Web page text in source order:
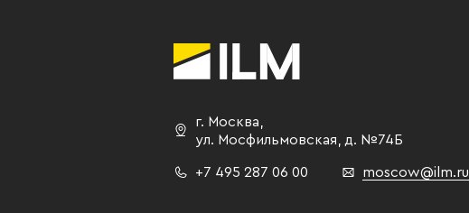
г. Москва,
ул. Мосфильмовская, д. №74Б
+7 495 287 06 00 moscow@ilm.ru